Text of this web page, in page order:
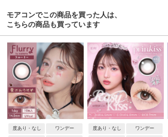
モアコンでこの商品を買った人は、
こちらの商品も買っています
度あり・なし ワンデー 度あり・なし ワンデー